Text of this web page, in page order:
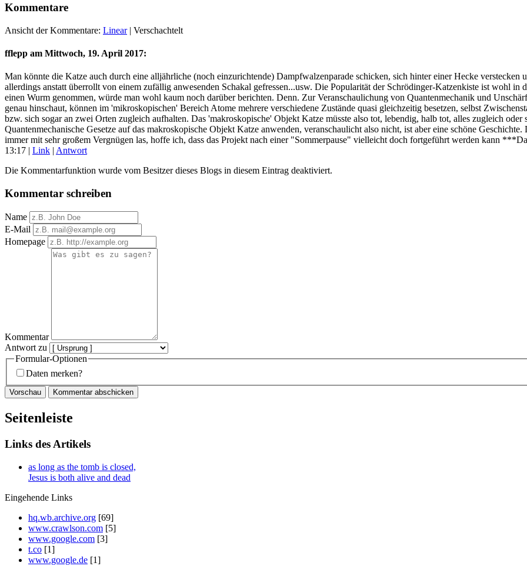
Kommentare
Ansicht der Kommentare: Linear| Verschachtelt
fflepp am Mittwoch, 19. April 2017:
Man könnte die Katze auch durch eine alljährliche (noch einzurichtende) Dampfwalzenparade schicken, sich hinter einer Hecke verstecken
allerdings anstatt überrollt von einem zufällig anwesenden Schakal gefressen...usw. Die Popularität der Schrödinger-Katzenkiste ist wohl in
einen Wurm genommen, würde man wohl kaum noch darüber berichten. Denn. Zur Veranschaulichung von Quantenmechanik und
genau hinschaut, können im 'mikroskopischen' Bereich Atome mehrere verschiedene Zustände quasi gleichzeitig besetzen, selbst
bzw. sich sogar an zwei Orten zugleich aufhalten. Das 'makroskopische' Objekt Katze müsste also tot, lebendig, halb tot, alles zugleich
Quantenmechanische Gesetze auf das makroskopische Objekt Katze anwenden, veranschaulicht also nicht, ist aber eine schöne
immer mit sehr großem Vergnügen las, hoffe ich, dass das Projekt nach einer "Sommerpause" vielleicht doch fortgeführt werden kann
13:17 | Link | Antwort
Die Kommentarfunktion wurde vom Besitzer dieses Blogs in diesem Eintrag deaktiviert.
Kommentar schreiben
Name
E-Mail
Homepage
Kommentar
Antwort zu
Formular-Optionen
Daten merken?
Seitenleiste
Links des Artikels
as long as the tomb is closed,
Jesus is both alive and dead
Eingehende Links
hq.wb.archive.org [69]
www.crawlson.com [5]
www.google.com [3]
t.co [1]
www.google.de [1]